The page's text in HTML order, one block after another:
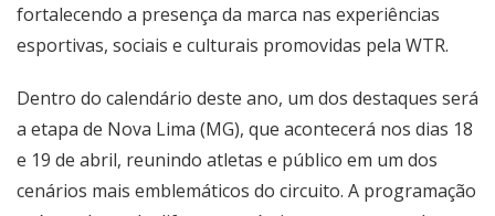
fortalecendo a presença da marca nas experiências
esportivas, sociais e culturais promovidas pela WTR.
Dentro do calendário deste ano, um dos destaques será
a etapa de Nova Lima (MG), que acontecerá nos dias 18
e 19 de abril, reunindo atletas e público em um dos
cenários mais emblemáticos do circuito. A programação